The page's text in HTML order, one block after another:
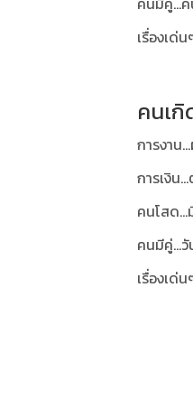
เรื่องเด่
คนเกิ
การงาน
การเงิน
คนโสด...
คนมีคู่...
เรื่องเด่